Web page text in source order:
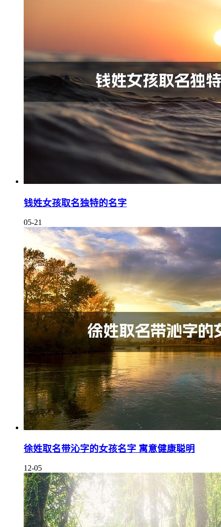
钱姓女孩取名独特的名字
05-21
徐姓取名带沁字的女孩名字 寓意健康聪明
12-05